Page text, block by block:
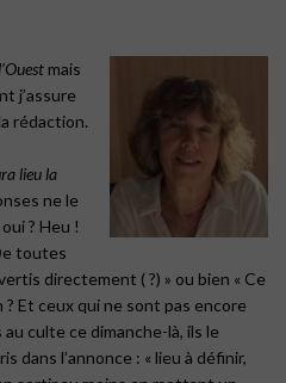
mais
j’assure
rédaction.
lieu la
ne le
? Heu !
toutes
directement ( ?) » ou bien « Ce
? Et ceux qui ne sont pas encore
culte ce dimanche-là, ils le
dans l’annonce : « lieu à définir,